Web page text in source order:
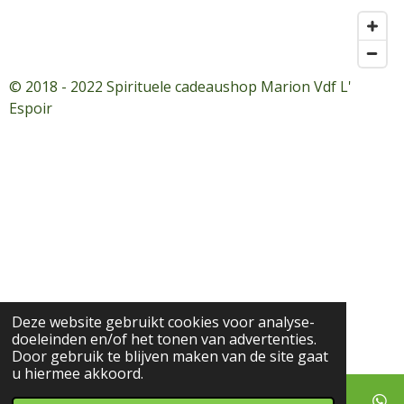
Deze website gebruikt cookies voor analyse-
doeleinden en/of het tonen van advertenties.
Door gebruik te blijven maken van de site gaat
u hiermee akkoord.
© 2018 - 2022 Spirituele cadeaushop Marion Vdf L'
Espoir